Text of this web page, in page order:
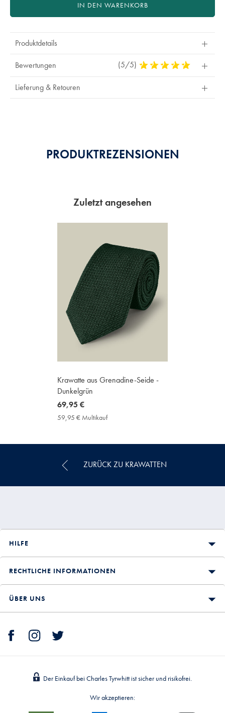
IN DEN WARENKORB
Produktdetails
Bewertungen (5/5) 5
Lieferung & Retouren
PRODUKTREZENSIONEN
Zuletzt angesehen
Krawatte aus Grenadine-Seide -
Dunkelgrün
now
69,95
69,95 €
59,95 € Multikauf59,95
Price
ZURÜCK ZU KRAWATTEN
HILFE
RECHTLICHE INFORMATIONEN
ÜBER UNS
Der Einkauf bei Charles Tyrwhitt ist sicher und risikofrei.
Wir akzeptieren: